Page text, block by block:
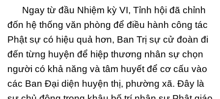
Ngay từ đầu Nhiệm kỳ VI, Tỉnh hội đã chỉnh
đốn hệ thống văn phòng để điều hành công tác
Phật sự có hiệu quả hơn, Ban Trị sự cử đoàn đi
đến từng huyện để hiệp thương nhân sự chọn
người có khả năng và tâm huyết để cơ cấu vào
các Ban Đại diện huyện thị, phường xã. Đây là